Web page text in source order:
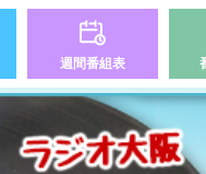
週間番組表